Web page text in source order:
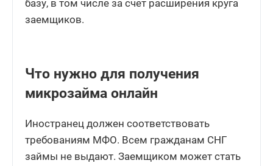
базу, в том числе за счет расширения круга
заемщиков.
Что нужно для получения
микрозайма онлайн
Иностранец должен соответствовать
требованиям МФО. Всем гражданам СНГ
займы не выдают. Заемщиком может стать